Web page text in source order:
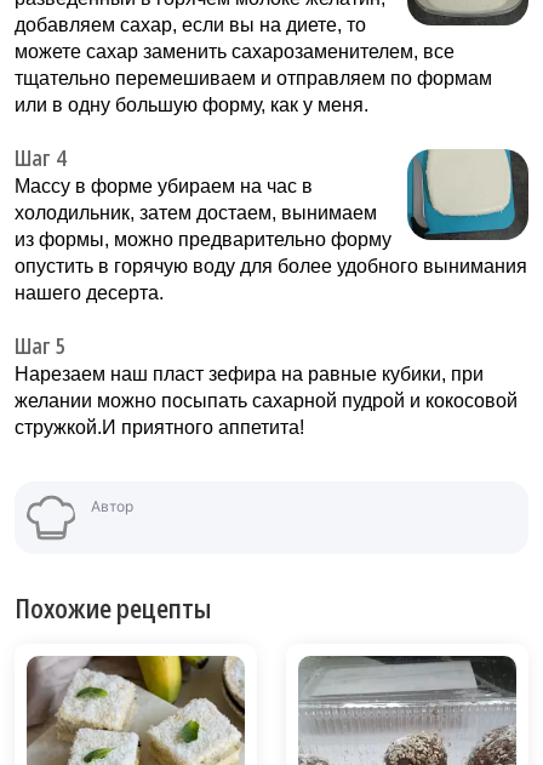
добавляем сахар, если вы на диете, то
можете сахар заменить сахарозаменителем, все
тщательно перемешиваем и отправляем по формам
или в одну большую форму, как у меня.
Шаг 4
Массу в форме убираем на час в
холодильник, затем достаем, вынимаем
из формы, можно предварительно форму
опустить в горячую воду для более удобного вынимания
нашего десерта.
Шаг 5
Нарезаем наш пласт зефира на равные кубики, при
желании можно посыпать сахарной пудрой и кокосовой
стружкой.И приятного аппетита!
Автор
Похожие рецепты